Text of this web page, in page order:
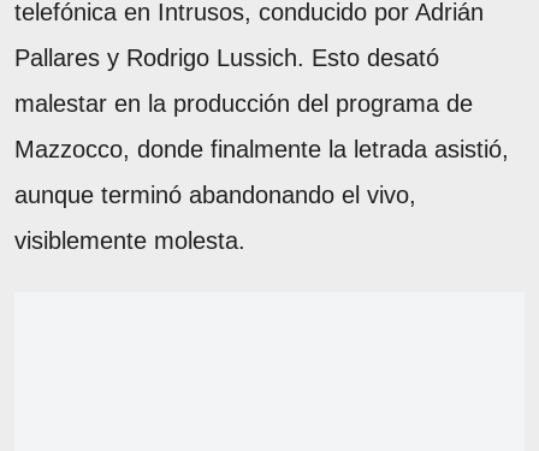
telefónica en Intrusos, conducido por Adrián
Pallares y Rodrigo Lussich. Esto desató
malestar en la producción del programa de
Mazzocco, donde finalmente la letrada asistió,
aunque terminó abandonando el vivo,
visiblemente molesta.